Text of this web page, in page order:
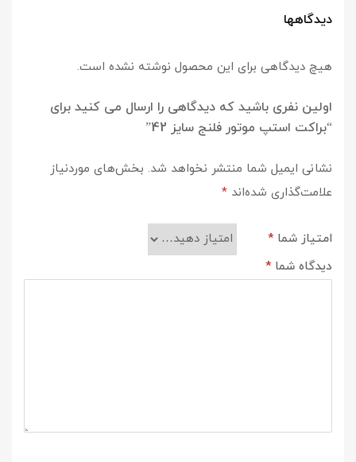
دیدگاهها
هیچ دیدگاهی برای این محصول نوشته نشده است.
اولین نفری باشید که دیدگاهی را ارسال می کنید برای
“براکت استپ موتور فلنج سایز 42”
نشانی ایمیل شما منتشر نخواهد شد. بخش‌های موردنیاز
علامت‌گذاری شده‌اند *
امتیاز شما*
دیدگاه شما*